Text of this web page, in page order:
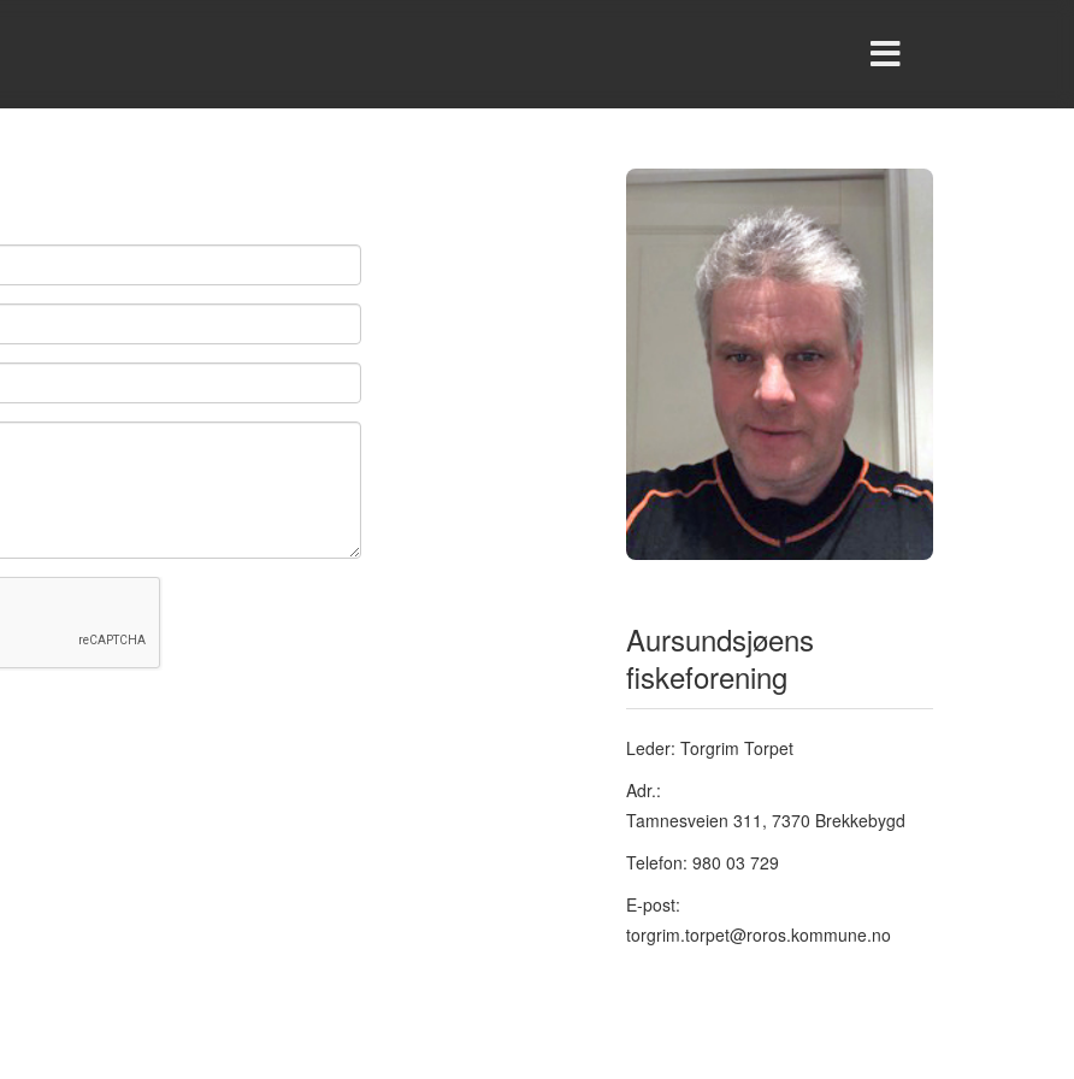
Aursundsjøens
fiskeforening
Leder: Torgrim Torpet
Adr.:
Tamnesveien 311, 7370 Brekkebygd
Telefon: 980 03 729
E-post:
torgrim.torpet@roros.kommune.no